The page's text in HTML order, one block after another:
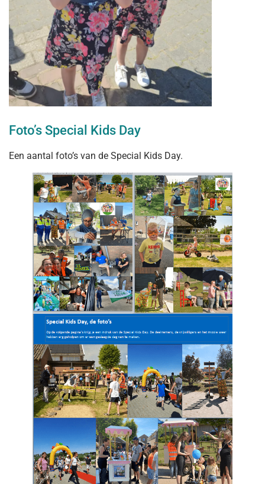
Foto’s Special Kids Day
Een aantal foto’s van de Special Kids Day.